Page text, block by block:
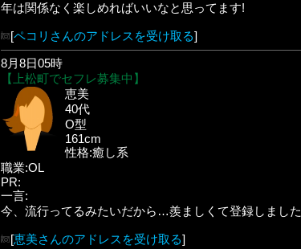
年は関係なく楽しめればいいなと思ってます!
[ペコリさんのアドレスを受け取る]
8月8日05時
【上松町でセフレ募集中】
恵美
40代
O型
161cm
性格:癒し系
職業:OL
PR:
一言:
今、流行ってるみたいだから…羨ましくて登録しました
[恵美さんのアドレスを受け取る]